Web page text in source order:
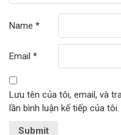
Name *
Email *
Lưu tên của tôi, email, và
lần bình luận kế tiếp của tôi.